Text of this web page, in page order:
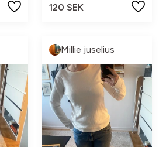
120 SEK
Millie juselius